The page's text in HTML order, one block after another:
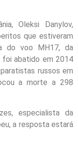
Oleksi Danylov,
que estiveram
do voo MH17, da
foi abatido em 2014
russos em
a morte a 298
especialista da
a resposta estará